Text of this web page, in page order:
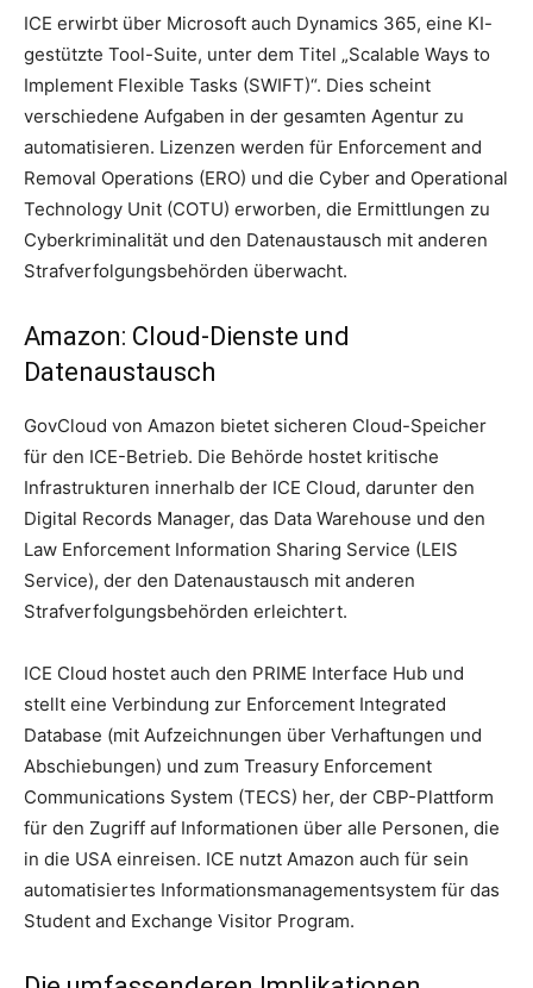
ICE erwirbt über Microsoft auch Dynamics 365, eine KI-
gestützte Tool-Suite, unter dem Titel „Scalable Ways to
Implement Flexible Tasks (SWIFT)“. Dies scheint
verschiedene Aufgaben in der gesamten Agentur zu
automatisieren. Lizenzen werden für Enforcement and
Removal Operations (ERO) und die Cyber ​​and Operational
Technology Unit (COTU) erworben, die Ermittlungen zu
Cyberkriminalität und den Datenaustausch mit anderen
Strafverfolgungsbehörden überwacht.
Amazon: Cloud-Dienste und
Datenaustausch
GovCloud von Amazon bietet sicheren Cloud-Speicher
für den ICE-Betrieb. Die Behörde hostet kritische
Infrastrukturen innerhalb der ICE Cloud, darunter den
Digital Records Manager, das Data Warehouse und den
Law Enforcement Information Sharing Service (LEIS
Service), der den Datenaustausch mit anderen
Strafverfolgungsbehörden erleichtert.
ICE Cloud hostet auch den PRIME Interface Hub und
stellt eine Verbindung zur Enforcement Integrated
Database (mit Aufzeichnungen über Verhaftungen und
Abschiebungen) und zum Treasury Enforcement
Communications System (TECS) her, der CBP-Plattform
für den Zugriff auf Informationen über alle Personen, die
in die USA einreisen. ICE nutzt Amazon auch für sein
automatisiertes Informationsmanagementsystem für das
Student and Exchange Visitor Program.